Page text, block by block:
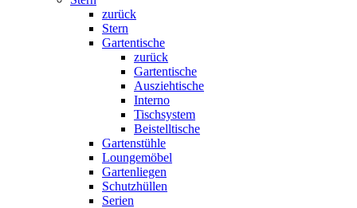
zurück
Stern
Gartentische
zurück
Gartentische
Ausziehtische
Interno
Tischsystem
Beistelltische
Gartenstühle
Loungemöbel
Gartenliegen
Schutzhüllen
Serien